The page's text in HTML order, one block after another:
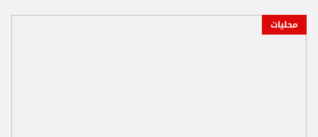
محليات